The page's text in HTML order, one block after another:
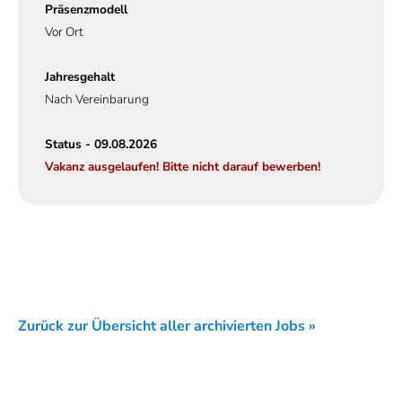
Präsenzmodell
Vor Ort
Jahresgehalt
Nach Vereinbarung
Status - 09.08.2026
Vakanz ausgelaufen! Bitte nicht darauf bewerben!
Zurück zur Übersicht aller archivierten Jobs »